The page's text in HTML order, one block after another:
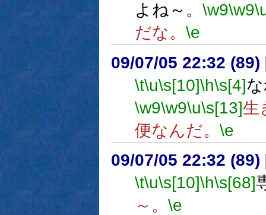
よね～。 \w9\w9
だな。 \e
09/07/05 22:32 (89)
\t\u\s[10]\h\s[4]
\w9\w9\u\s[13]生
便なんだ。 \e
09/07/05 22:32 (89)
\t\u\s[10]\h\s[68]
～。 \e